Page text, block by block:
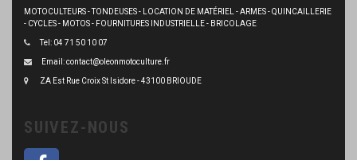
MOTOCULTEURS - TONDEUSES - LOCATION DE MATÉRIEL - ARMES - QUINCAILLERIE
- CYCLES - MOTOS - FOURNITURES INDUSTRIELLE - BRICOLAGE
Tel: 04 71 50 10 07
Email: contact@oleonmotoculture.fr
ZA Est Rue Croix St Isidore - 43100 BRIOUDE
SUIVEZ-NOUS